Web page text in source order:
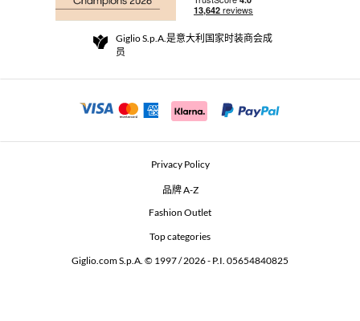
Community Store
Beauty Seekers VIP Club
退货与退款
For a safe shopping experience
Security Communication
Giglio S.p.A.是意大利国家时装商会成
员
Privacy Policy
品牌 A-Z
Fashion Outlet
Top categories
Giglio.com S.p.A. © 1997 / 2026 - P.I. 05654840825